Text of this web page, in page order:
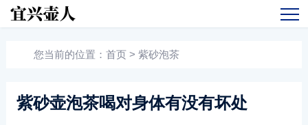
您当前的位置： 首页 > 紫砂泡茶
紫砂壶泡茶喝对身体有没有坏处